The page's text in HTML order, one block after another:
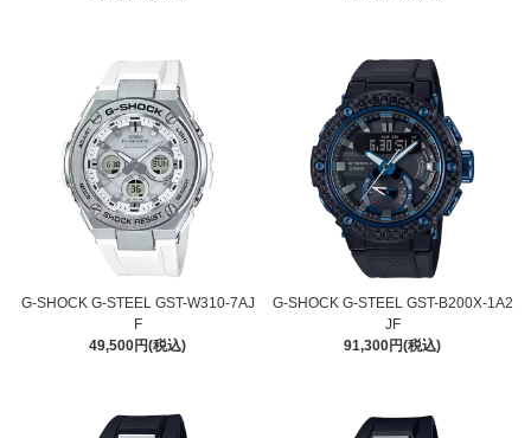
G-SHOCK G-STEEL GST-W310-7AJ
F
49,500円(税込)
G-SHOCK G-STEEL GST-B200X-1A2
JF
91,300円(税込)